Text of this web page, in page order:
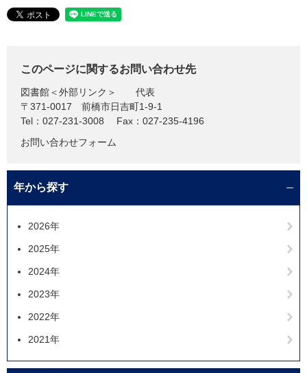
このページに関するお問い合わせ先
図書館＜外部リンク＞
代表
〒371-0017
前橋市日吉町1-9-1
Tel：027-231-3008
Fax：027-235-4196
お問い合わせフォーム
年から探す
2026年
2025年
2024年
2023年
2022年
2021年